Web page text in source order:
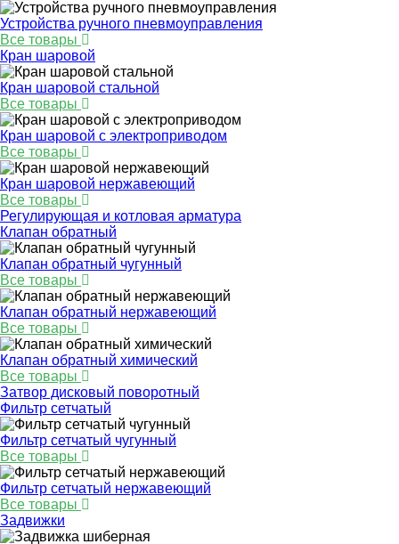
Устройства ручного пневмоуправления
Все товары
Кран шаровой
Кран шаровой стальной
Все товары
Кран шаровой с электроприводом
Все товары
Кран шаровой нержавеющий
Все товары
Регулирующая и котловая арматура
Клапан обратный
Клапан обратный чугунный
Все товары
Клапан обратный нержавеющий
Все товары
Клапан обратный химический
Все товары
Затвор дисковый поворотный
Фильтр сетчатый
Фильтр сетчатый чугунный
Все товары
Фильтр сетчатый нержавеющий
Все товары
Задвижки